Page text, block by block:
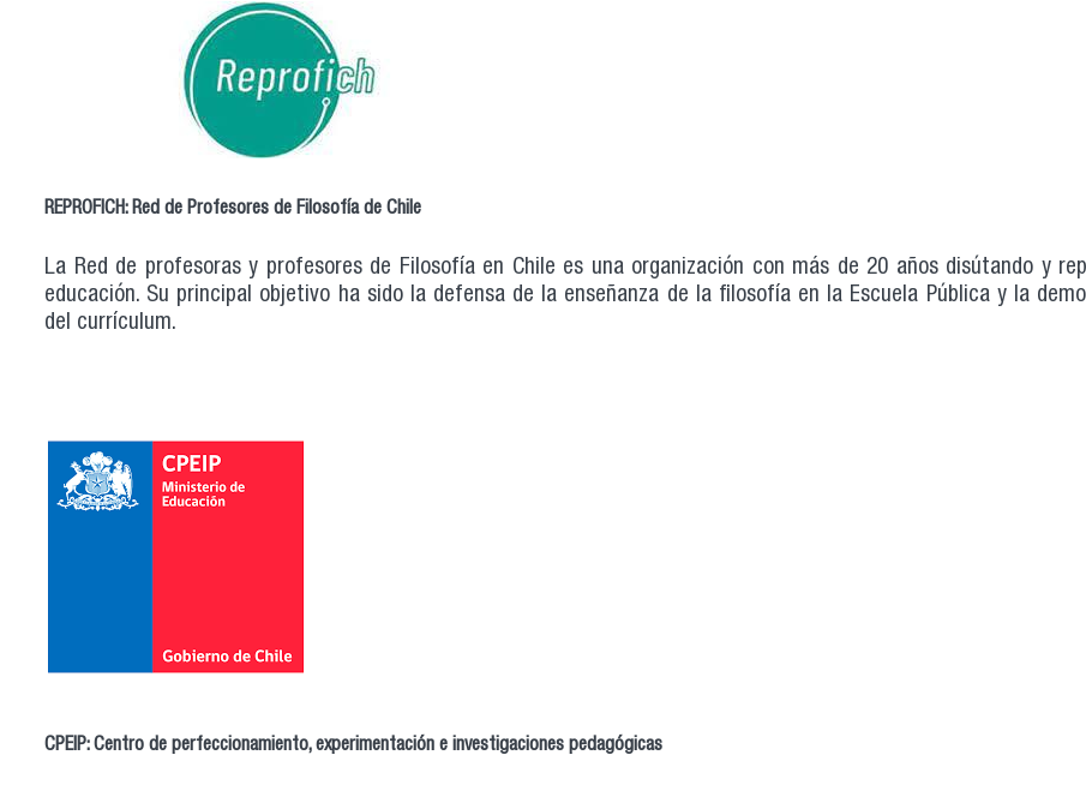
REPROFICH: Red de Profesores de Filosofía de Chile
La Red de profesoras y profesores de Filosofía en Chile es una organización con más de 20 años disútando y
educación. Su principal objetivo ha sido la defensa de la enseñanza de la filosofía en la Escuela Pública y la
del currículum.
CPEIP: Centro de perfeccionamiento, experimentación e investigaciones pedagógicas